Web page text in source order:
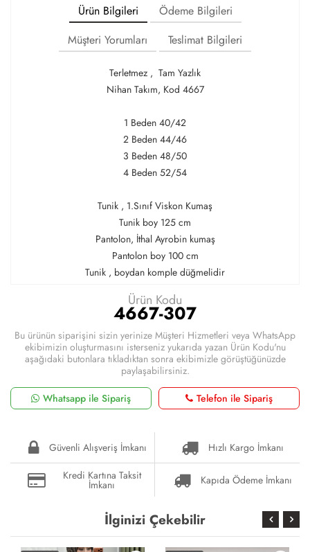
Ürün Bilgileri
Ödeme Bilgileri
Müşteri Yorumları
Teslimat Bilgileri
Terletmez , Tam Yazlık
Nihan Takım, Kod 4667
1 Beden 40/42
2 Beden 44/46
3 Beden 48/50
4 Beden 52/54
Tunik , 1.Sınıf Viskon Kumaş
Tunik boy 125 cm
Pantolon, İthal Ayrobin kumaş
Pantolon boy 100 cm
Tunik , boydan komple düğmelidir
Ürün Kodu
4667-307
Bu ürünün siparişini sizin yerinize Müşteri Hizmetleri veya WhatsApp
ekibimizin oluşturmasını isterseniz yukarıda yazan Ürün Kodu'nu
aşağıdaki butonlara tıkladıktan sonra ekibimizle görüştüğünüzde
paylaşabilirsiniz.
Whatsapp ile Sipariş
Telefon ile Sipariş
Güvenli Alışveriş İmkanı
Hızlı Kargo İmkanı
Kredi Kartına Taksit
İmkanı Kapıda Ödeme İmkanı
İlginizi Çekebilir